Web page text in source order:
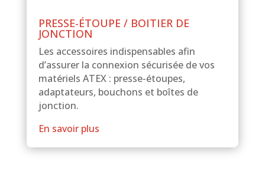
PRESSE-ÉTOUPE / BOITIER DE
JONCTION
Les accessoires indispensables afin
d’assurer la connexion sécurisée de vos
matériels ATEX : presse-étoupes,
adaptateurs, bouchons et boîtes de
jonction.
En savoir plus